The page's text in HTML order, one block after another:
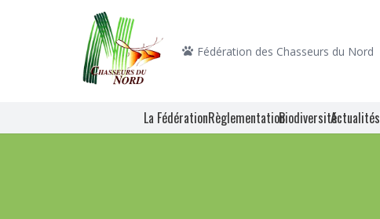
Fédération des Chasseurs du Nord
La FédérationRèglementationBiodiversitéActualités